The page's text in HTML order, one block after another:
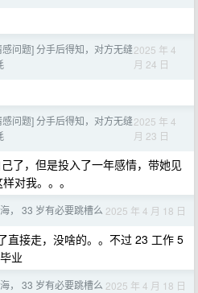
感问题] 分手后得知，对方无缝2025 年 4
月 24 日
感问题] 分手后得知，对方无缝2025 年 4
月 23 日
了，但是投入了一年感情，带她见
对我。。。
海， 33 岁有必要跳槽么 2025 年 4 月 18 日
直接走，没啥的。。不过 23 工作 5
业
海， 33 岁有必要跳槽么 2025 年 4 月 18 日